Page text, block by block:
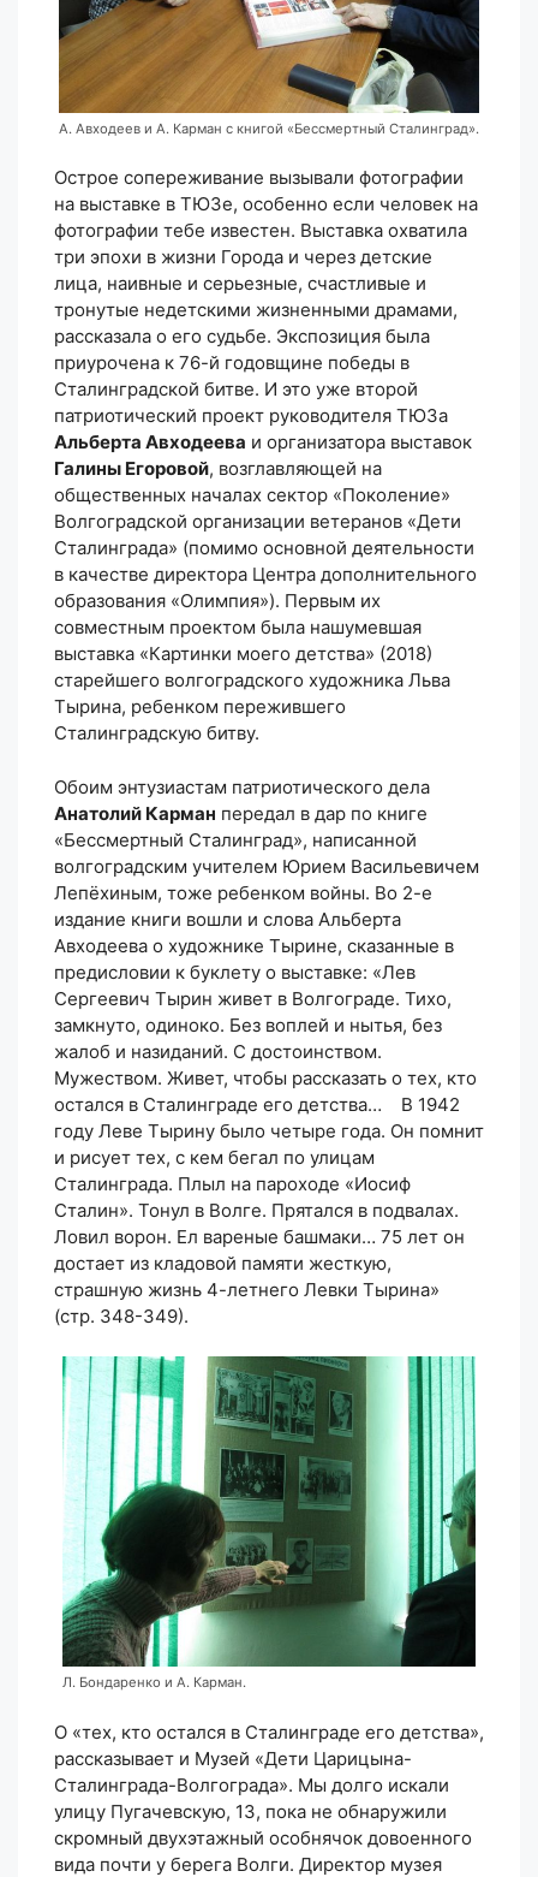
А. Авходеев и А. Карман с книгой «Бессмертный Сталинград».
Острое сопереживание вызывали фотографии
на выставке в ТЮЗе, особенно если человек на
фотографии тебе известен. Выставка охватила
три эпохи в жизни Города и через детские
лица, наивные и серьезные, счастливые и
тронутые недетскими жизненными драмами,
рассказала о его судьбе. Экспозиция была
приурочена к 76-й годовщине победы в
Сталинградской битве. И это уже второй
патриотический проект руководителя ТЮЗа
Альберта Авходеева и организатора выставок
Галины Егоровой, возглавляющей на
общественных началах сектор «Поколение»
Волгоградской организации ветеранов «Дети
Сталинграда» (помимо основной деятельности
в качестве директора Центра дополнительного
образования «Олимпия»). Первым их
совместным проектом была нашумевшая
выставка «Картинки моего детства» (2018)
старейшего волгоградского художника Льва
Тырина, ребенком пережившего
Сталинградскую битву.
Обоим энтузиастам патриотического дела
Анатолий Карман передал в дар по книге
«Бессмертный Сталинград», написанной
волгоградским учителем Юрием Васильевичем
Лепёхиным, тоже ребенком войны. Во 2-е
издание книги вошли и слова Альберта
Авходеева о художнике Тырине, сказанные в
предисловии к буклету о выставке: «Лев
Сергеевич Тырин живет в Волгограде. Тихо,
замкнуто, одиноко. Без воплей и нытья, без
жалоб и назиданий. С достоинством.
Мужеством. Живет, чтобы рассказать о тех, кто
остался в Сталинграде его детства… В 1942
году Леве Тырину было четыре года. Он помнит
и рисует тех, с кем бегал по улицам
Сталинграда. Плыл на пароходе «Иосиф
Сталин». Тонул в Волге. Прятался в подвалах.
Ловил ворон. Ел вареные башмаки… 75 лет он
достает из кладовой памяти жесткую,
страшную жизнь 4-летнего Левки Тырина»
(стр. 348-349).
Л. Бондаренко и А. Карман.
О «тех, кто остался в Сталинграде его детства»,
рассказывает и Музей «Дети Царицына-
Сталинграда-Волгограда». Мы долго искали
улицу Пугачевскую, 13, пока не обнаружили
скромный двухэтажный особнячок довоенного
вида почти у берега Волги. Директор музея